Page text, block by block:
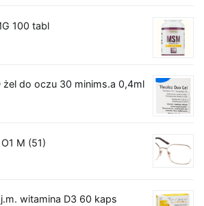
100 tabl
żel do oczu 30 minims.a 0,4ml
M (51)
witamina D3 60 kaps